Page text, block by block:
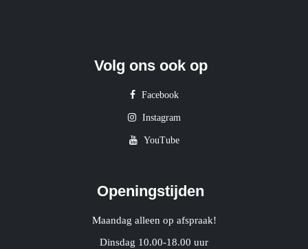
Volg ons ook op
Facebook
Instagram
YouTube
Openingstijden
Maandag alleen op afspraak!
Dinsdag 10.00-18.00 uur